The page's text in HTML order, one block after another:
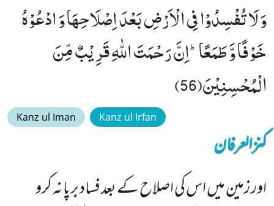
وَ لَا تُفْسِدُوْا فِی الْاَرْضِ بَعْدَ اِصْلَاحِهَا وَ ادْعُوْهُ
خَوْفًا وَّ طَمَعًاؕ-اِنَّ رَحْمَتَ اللّٰهِ قَرِیْبٌ مِّنَ
الْمُحْسِنِیْنَ(56)
Kanz ul Iman Kanz ul Irfan
کنزالعرفان
اور زمین میں اس کی اصلاح کے بعد فساد برپا نہ کرو